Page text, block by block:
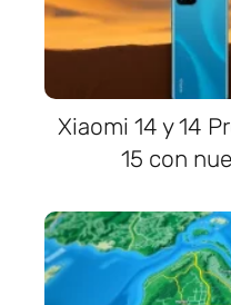
Xiaomi 14 y 14
15 con